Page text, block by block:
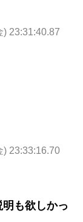
) 23:31:40.87
) 23:33:16.70
も欲しかっ